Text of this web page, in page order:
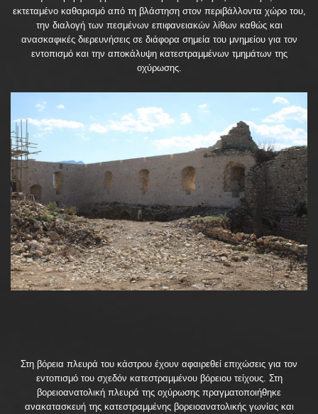
εκτεταμένο καθαρισμό από τη βλάστηση στον περιβάλλοντα χώρο του,
την διαλογή των πεσμένων επιφανειακών λίθων καθώς και
ανασκαφικές διερευνήσεις σε διάφορα σημεία του μνημείου για τον
εντοπισμό και την αποκάλυψη κατεστραμμένων τμημάτων της
οχύρωσης.
Στη βόρεια πλευρά του κάστρου έχουν αφαιρεθεί επιχώσεις για τον
εντοπισμό του σχεδόν κατεστραμμένου βόρειου τείχους. Στη
βορειοανατολική πλευρά της οχύρωσης πραγματοποιήθηκε
ανακατασκευή της κατεστραμμένης βορειοανατολικής γωνίας και